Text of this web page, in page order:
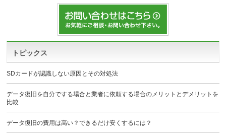
トピックス
SDカードが認識しない原因とその対処法
データ復旧を自分でする場合と業者に依頼する場合のメリットとデメリットを
比較
データ復旧の費用は高い？できるだけ安くするには？